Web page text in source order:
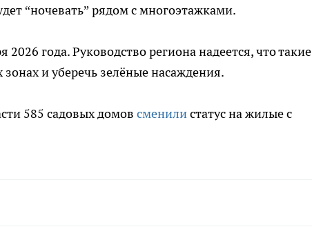
“ночевать” рядом с многоэтажками.
года. Руководство региона надеется, что такие
и уберечь зелёные насаждения.
585 садовых домов сменилистатус на жилые с